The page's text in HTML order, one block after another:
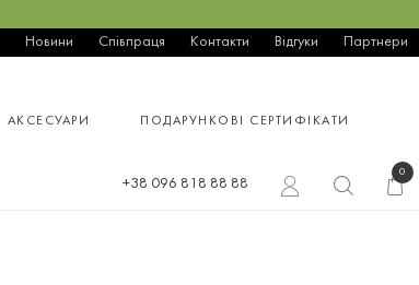
Новини Співпраця Контакти Відгуки Партнери
АКСЕСУАРИ ПОДАРУНКОВІ СЕРТИФІКАТИ
+38 096 818 88 88
0